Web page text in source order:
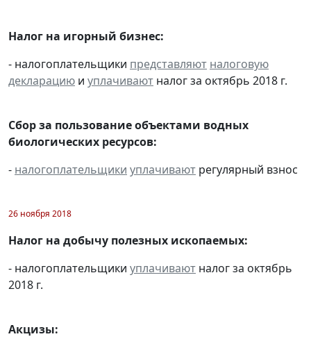
Налог на игорный бизнес:
- налогоплательщики представляют налоговую
декларацию и уплачивают налог за октябрь 2018 г.
Сбор за пользование объектами водных
биологических ресурсов:
- налогоплательщики уплачивают регулярный взнос
26 ноября 2018
Налог на добычу полезных ископаемых:
- налогоплательщики уплачивают налог за октябрь
2018 г.
Акцизы: